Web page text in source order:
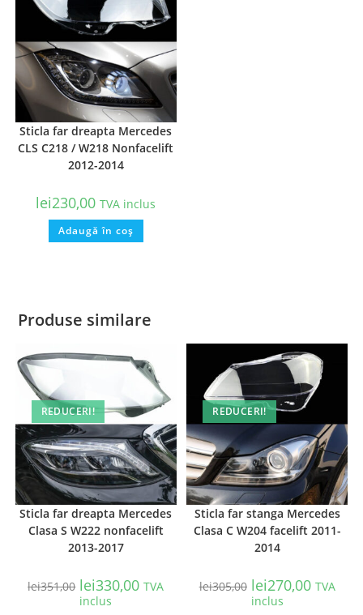
Sticla far dreapta Mercedes
CLS C218 / W218 Nonfacelift
2012-2014
lei230,00 TVA inclus
Adaugă în coș
Produse similare
REDUCERI!
Sticla far dreapta Mercedes
Clasa S W222 nonfacelift
2013-2017
lei351,00 lei330,00 TVA
inclus
REDUCERI!
Sticla far stanga Mercedes
Clasa C W204 facelift 2011-
2014
lei305,00 lei270,00 TVA
inclus